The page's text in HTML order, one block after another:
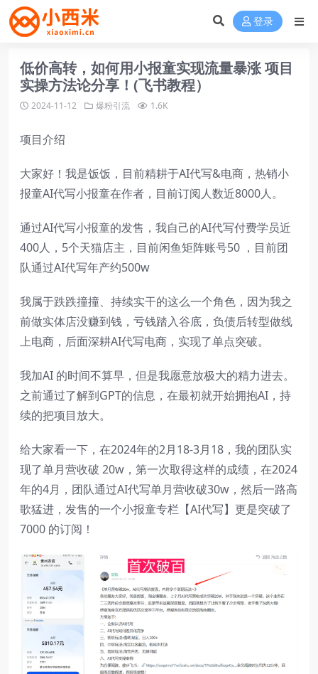
登录
低价高转，如何用小报童实现流量暴涨 项目
实操方法论分享！(飞书教程）
2024-11-12 爆粉引流 1.6K
项目介绍
大家好！我是饭饭，目前精耕于AI代写&电商，热销小
报童AI代写小报童在作者，目前订阅人数近8000人。
通过AI代写小报童的发售，我自己的AI代写付费学员近
400人，5个天猫店主，目前闲鱼矩阵账号50 ，目前团
队通过AI代写年产约500w
我属于跌跌撞撞、持续实干的这么一个角色，因为我之
前做实体店没赚到钱，亏钱踏入谷底，负债后转型做线
上电商，后面深耕AI代写电商，实现了单点突破。
我加AI 的时间不算早，但是我愿意放极大的精力进去。
之前通过了解到GPT的信息，在最初就开始拥抱AI，持
续的把项目放大。
给大家看一下，在2024年的2月18-3月18，我的团队实
现了单月营收破 20w，第一次取得这样的成绩，在2024
年的4月，团队通过AI代写单月营收破30w，然后一路高
歌猛进，发售的一个小报童专栏【AI代写】更是突破了
7000 的订阅！